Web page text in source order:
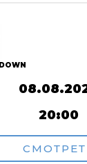
20:00